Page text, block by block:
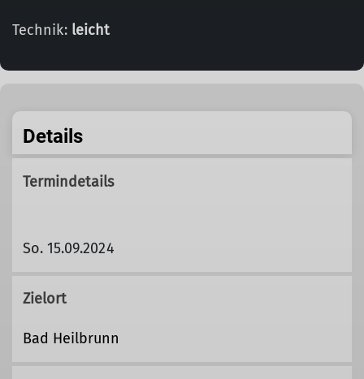
Technik: leicht
Details
Termindetails
So. 15.09.2024
Zielort
Bad Heilbrunn